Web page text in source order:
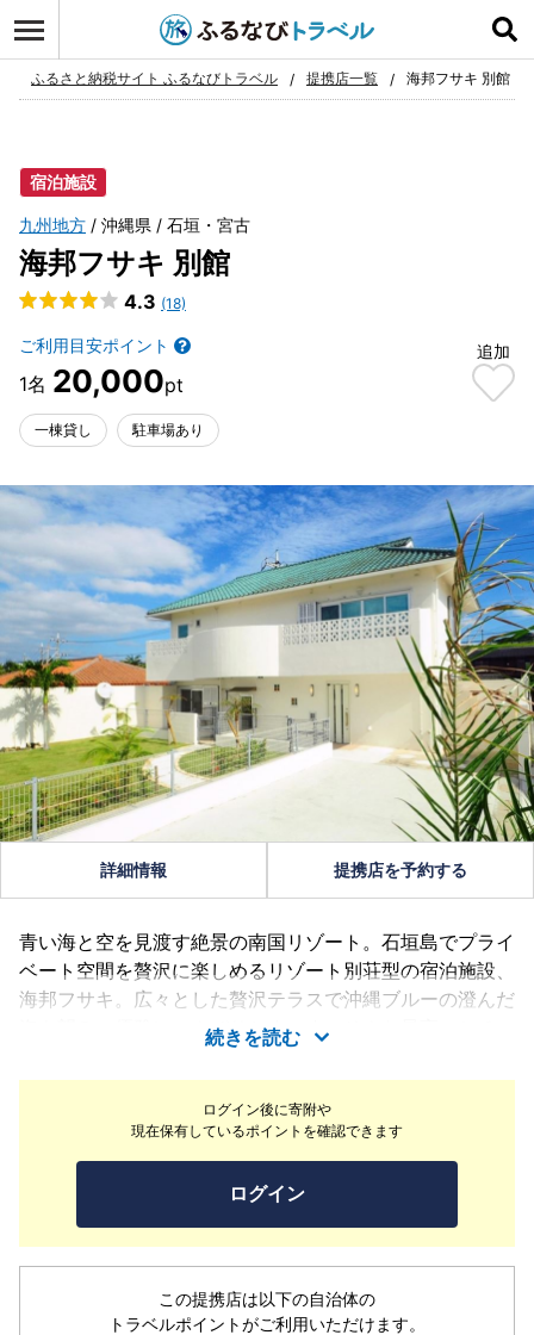
お気に入り
ふるさと納税サイト ふるなびトラベル 提携店一覧 海邦フサキ 別館
宿泊施設
九州地方 沖縄県 石垣・宮古
海邦フサキ 別館
4.3 (18)
ご利用目安ポイント
20,000
追加
一棟貸し 駐車場あり
ログイン後に寄附や
現在保有しているポイントを確認できます
ログイン
この提携店は以下の自治体の
トラベルポイントがご利用いただけます。
詳細情報 提携店を予約する
青い海と空を見渡す絶景の南国リゾート。石垣島でプライ
ベート空間を贅沢に楽しめるリゾート別荘型の宿泊施設、
海邦フサキ。広々とした贅沢テラスで沖縄ブルーの澄んだ
海を望み、優雅にのんびりとすごす。そんな最高のシチュ
エーションをお届けいたします。(オーシャンビューの豪
華プール付別荘）石垣島の静寂に包まれたリゾート地で過
ごす、贅沢なプライベートタイムは忘れられない旅の思い
出になります。
続きを読む